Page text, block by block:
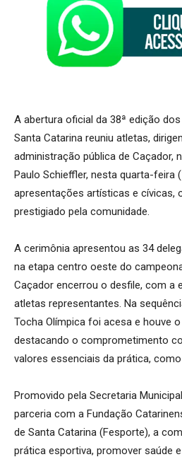
A abertura oficial da 38ª edição
Santa Catarina reuniu atletas,
administração pública de Caçador,
Paulo Schieffler, nesta quarta-feira
apresentações artísticas e cívicas,
prestigiado pela comunidade.
A cerimônia apresentou as 34
na etapa centro oeste do
Caçador encerrou o desfile, com a
atletas representantes. Na
Tocha Olímpica foi acesa e houve
destacando o comprometimento
valores essenciais da prática,
Promovido pela Secretaria
parceria com a Fundação
de Santa Catarina (Fesporte), a
prática esportiva, promover saúde